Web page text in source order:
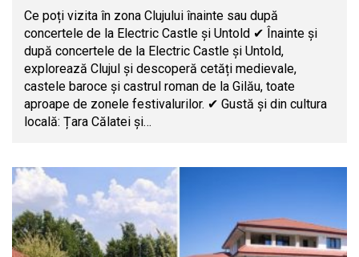
Ce poți vizita în zona Clujului înainte sau după
concertele de la Electric Castle și Untold ✔ Înainte și
după concertele de la Electric Castle și Untold,
explorează Clujul și descoperă cetăți medievale,
castele baroce și castrul roman de la Gilău, toate
aproape de zonele festivalurilor. ✔ Gustă și din cultura
locală: Țara Călatei și…